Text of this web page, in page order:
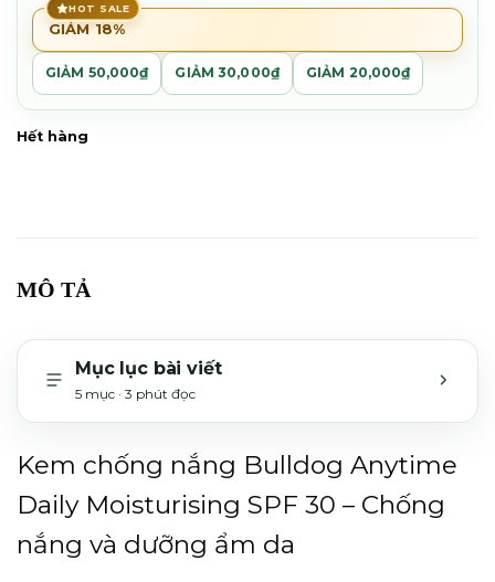
HOT SALE
GIẢM 18%
GIẢM 50,000₫ GIẢM 30,000₫ GIẢM 20,000₫
Hết hàng
MÔ TẢ
Mục lục bài viết
5 mục · 3 phút đọc
Kem chống nắng Bulldog Anytime
Daily Moisturising SPF 30 – Chống
nắng và dưỡng ẩm da